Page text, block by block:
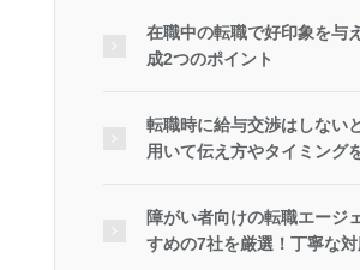
在職中の転職で好印象を与
成2つのポイント
転職時に給与交渉はしない
用いて伝え方やタイミング
障がい者向けの転職エージ
すめの7社を厳選！丁寧な対